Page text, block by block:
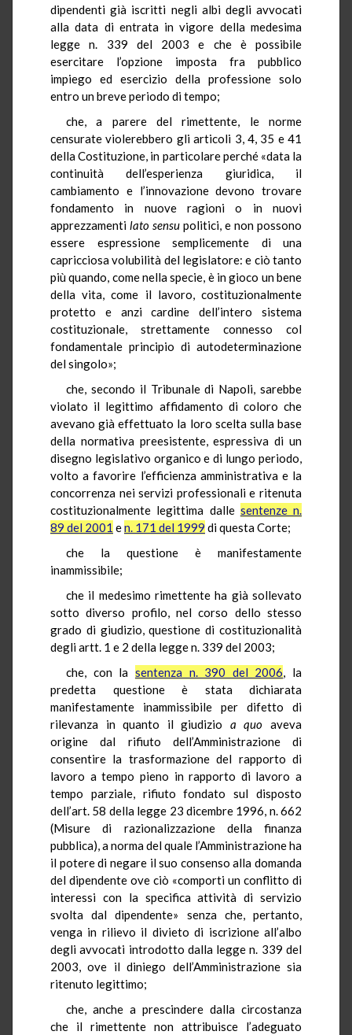
dipendenti già iscritti negli albi degli avvocati
alla data di entrata in vigore della medesima
legge n. 339 del 2003 e che è possibile
esercitare l’opzione imposta fra pubblico
impiego ed esercizio della professione solo
entro un breve periodo di tempo;
che, a parere del rimettente, le norme
censurate violerebbero gli articoli 3, 4, 35 e 41
della Costituzione, in particolare perché «data la
continuità dell’esperienza giuridica, il
cambiamento e l’innovazione devono trovare
fondamento in nuove ragioni o in nuovi
apprezzamenti lato sensu politici, e non possono
essere espressione semplicemente di una
capricciosa volubilità del legislatore: e ciò tanto
più quando, come nella specie, è in gioco un bene
della vita, come il lavoro, costituzionalmente
protetto e anzi cardine dell’intero sistema
costituzionale, strettamente connesso col
fondamentale principio di autodeterminazione
del singolo»;
che, secondo il Tribunale di Napoli, sarebbe
violato il legittimo affidamento di coloro che
avevano già effettuato la loro scelta sulla base
della normativa preesistente, espressiva di un
disegno legislativo organico e di lungo periodo,
volto a favorire l’efficienza amministrativa e la
concorrenza nei servizi professionali e ritenuta
costituzionalmente legittima dalle sentenze n.
89 del 2001 en. 171 del 1999 di questa Corte;
che la questione è manifestamente
inammissibile;
che il medesimo rimettente ha già sollevato
sotto diverso profilo, nel corso dello stesso
grado di giudizio, questione di costituzionalità
degli artt. 1 e 2 della legge n. 339 del 2003;
che, con la sentenza n. 390 del 2006, la
predetta questione è stata dichiarata
manifestamente inammissibile per difetto di
rilevanza in quanto il giudizio a quo aveva
origine dal rifiuto dell’Amministrazione di
consentire la trasformazione del rapporto di
lavoro a tempo pieno in rapporto di lavoro a
tempo parziale, rifiuto fondato sul disposto
dell’art. 58 della legge 23 dicembre 1996, n. 662
(Misure di razionalizzazione della finanza
pubblica), a norma del quale l’Amministrazione ha
il potere di negare il suo consenso alla domanda
del dipendente ove ciò «comporti un conflitto di
interessi con la specifica attività di servizio
svolta dal dipendente» senza che, pertanto,
venga in rilievo il divieto di iscrizione all’albo
degli avvocati introdotto dalla legge n. 339 del
2003, ove il diniego dell’Amministrazione sia
ritenuto legittimo;
che, anche a prescindere dalla circostanza
che il rimettente non attribuisce l’adeguato